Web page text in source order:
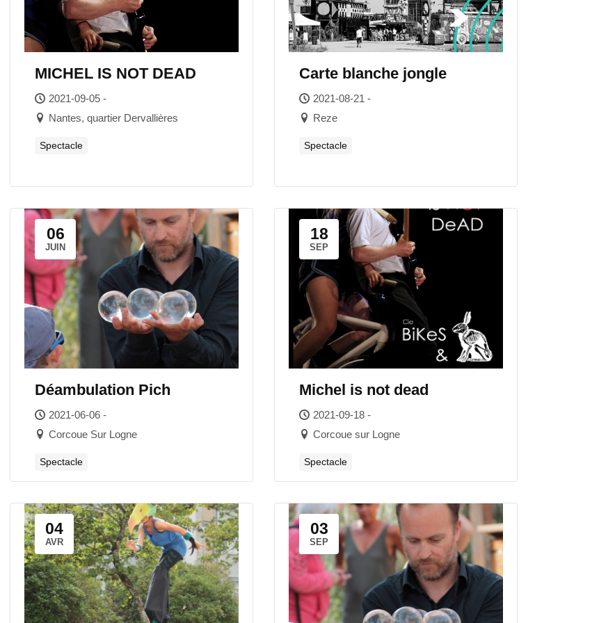
MICHEL IS NOT DEAD
2021-09-05 -
Nantes, quartier Dervallières
Spectacle
Carte blanche jongle
2021-08-21 -
Reze
Spectacle
06
JUIN
Déambulation Pich
2021-06-06 -
Corcoue Sur Logne
Spectacle
18
SEP
Michel is not dead
2021-09-18 -
Corcoue sur Logne
Spectacle
04
AVR
03
SEP